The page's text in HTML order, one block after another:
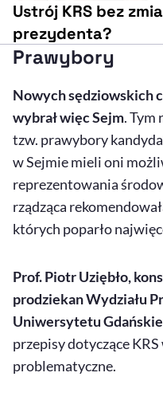
Ustrój KRS bez
prezydenta?
Prawybory
Nowych sędziowskich
wybrał więc Sejm. Tym
tzw. prawybory
w Sejmie mieli oni
reprezentowania
rządząca
których poparło
Prof. Piotr Uziębło,
prodziekan Wydziału
Uniwersytetu
przepisy dotyczące
problematyczne.